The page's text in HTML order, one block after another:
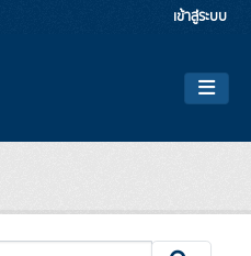
เข้าสู่ระบบ